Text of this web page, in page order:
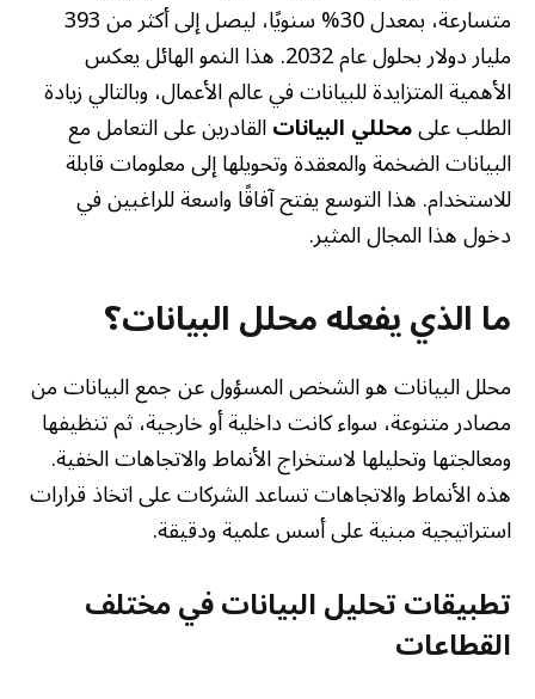
متسارعة، بمعدل 30% سنويًا، ليصل إلى أكثر من 393
مليار دولار بحلول عام 2032. هذا النمو الهائل يعكس
الأهمية المتزايدة للبيانات في عالم الأعمال، وبالتالي زيادة
الطلب علىمحللي البياناتالقادرين على التعامل مع
البيانات الضخمة والمعقدة وتحويلها إلى معلومات قابلة
للاستخدام. هذا التوسع يفتح آفاقًا واسعة للراغبين في
دخول هذا المجال المثير.
ما الذي يفعله محلل البيانات؟
محلل البيانات هو الشخص المسؤول عن جمع البيانات من
مصادر متنوعة، سواء كانت داخلية أو خارجية، ثم تنظيفها
ومعالجتها وتحليلها لاستخراج الأنماط والاتجاهات الخفية.
هذه الأنماط والاتجاهات تساعد الشركات على اتخاذ قرارات
استراتيجية مبنية على أسس علمية ودقيقة.
تطبيقات تحليل البيانات في مختلف
القطاعات